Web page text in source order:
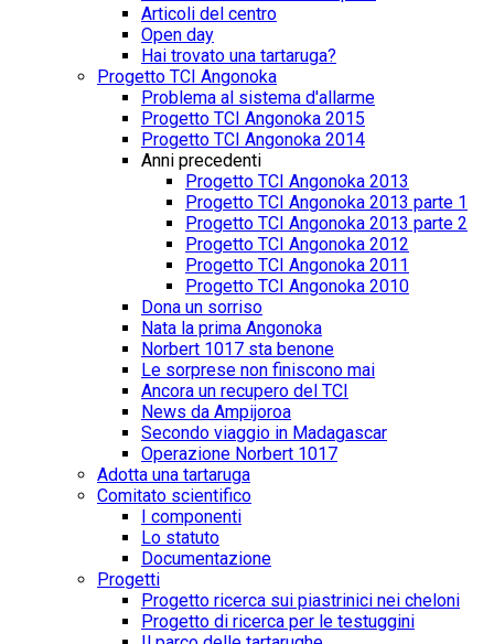
Articoli del centro
Open day
Hai trovato una tartaruga?
Progetto TCI Angonoka
Problema al sistema d'allarme
Progetto TCI Angonoka 2015
Progetto TCI Angonoka 2014
Anni precedenti
Progetto TCI Angonoka 2013
Progetto TCI Angonoka 2013 parte 1
Progetto TCI Angonoka 2013 parte 2
Progetto TCI Angonoka 2012
Progetto TCI Angonoka 2011
Progetto TCI Angonoka 2010
Dona un sorriso
Nata la prima Angonoka
Norbert 1017 sta benone
Le sorprese non finiscono mai
Ancora un recupero del TCI
News da Ampijoroa
Secondo viaggio in Madagascar
Operazione Norbert 1017
Adotta una tartaruga
Comitato scientifico
I componenti
Lo statuto
Documentazione
Progetti
Progetto ricerca sui piastrinici nei cheloni
Progetto di ricerca per le testuggini